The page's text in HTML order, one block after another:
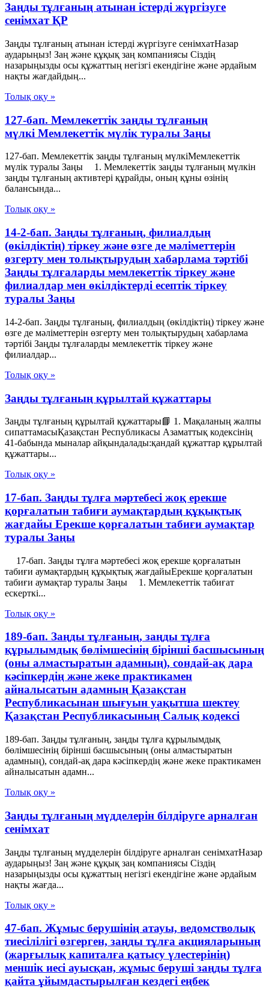
Заңды тұлғаның атынан істерді жүргізуге
сенімхат ҚР
Заңды тұлғаның атынан істерді жүргізуге сенімхатНазар
аударыңыз! Заң және құқық заң компаниясы Сіздің
назарыңызды осы құжаттың негізгі екендігіне және әрдайым
нақты жағдайдың...
Толық оқу »
127-бап. Мемлекеттік заңды тұлғаның
мүлкі Мемлекеттік мүлік туралы Заңы
127-бап. Мемлекеттік заңды тұлғаның мүлкіМемлекеттік
мүлік туралы Заңы 1. Мемлекеттік заңды тұлғаның мүлкін
заңды тұлғаның активтері құрайды, оның құны өзінің
балансында...
Толық оқу »
14-2-бап. Заңды тұлғаның, филиалдың
(өкілдіктің) тіркеу және өзге де мәліметтерін
өзгерту мен толықтырудың хабарлама тәртібі
Заңды тұлғаларды мемлекеттік тіркеу және
филиалдар мен өкілдіктерді есептік тіркеу
туралы Заңы
14-2-бап. Заңды тұлғаның, филиалдың (өкілдіктің) тіркеу және
өзге де мәліметтерін өзгерту мен толықтырудың хабарлама
тәртібі Заңды тұлғаларды мемлекеттік тіркеу және
филиалдар...
Толық оқу »
Заңды тұлғаның құрылтай құжаттары
Заңды тұлғаның құрылтай құжаттары📘 1. Мақаланың жалпы
сипаттамасыҚазақстан Республикасы Азаматтық кодексінің
41-бабында мыналар айқындалады:қандай құжаттар құрылтай
құжаттары...
Толық оқу »
17-бап. Заңды тұлға мәртебесi жоқ ерекше
қорғалатын табиғи аумақтардың құқықтық
жағдайы Ерекше қорғалатын табиғи аумақтар
туралы Заңы
17-бап. Заңды тұлға мәртебесi жоқ ерекше қорғалатын
табиғи аумақтардың құқықтық жағдайыЕрекше қорғалатын
табиғи аумақтар туралы Заңы 1. Мемлекеттiк табиғат
ескерткi...
Толық оқу »
189-бап. Заңды тұлғаның, заңды тұлға
құрылымдық бөлімшесінің бірінші басшысының
(оны алмастыратын адамның), сондай-ақ дара
кәсіпкердің және жеке практикамен
айналысатын адамның Қазақстан
Республикасынан шығуын уақытша шектеу
Қазақстан Республикасының Салық кодексі
189-бап. Заңды тұлғаның, заңды тұлға құрылымдық
бөлімшесінің бірінші басшысының (оны алмастыратын
адамның), сондай-ақ дара кәсіпкердің және жеке практикамен
айналысатын адамн...
Толық оқу »
Заңды тұлғаның мүдделерін білдіруге арналған
сенімхат
Заңды тұлғаның мүдделерін білдіруге арналған сенімхатНазар
аударыңыз! Заң және құқық заң компаниясы Сіздің
назарыңызды осы құжаттың негізгі екендігіне және әрдайым
нақты жағда...
Толық оқу »
47-бап. Жұмыс берушінің атауы, ведомстволық
тиесілілігі өзгерген, заңды тұлға акцияларының
(жарғылық капиталға қатысу үлестерінің)
меншік иесі ауысқан, жұмыс беруші заңды тұлға
қайта ұйымдастырылған кездегі еңбек